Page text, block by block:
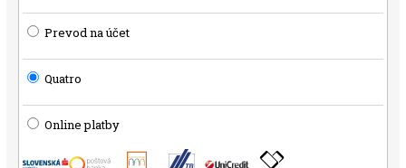
Prevod na účet
Quatro
Online platby